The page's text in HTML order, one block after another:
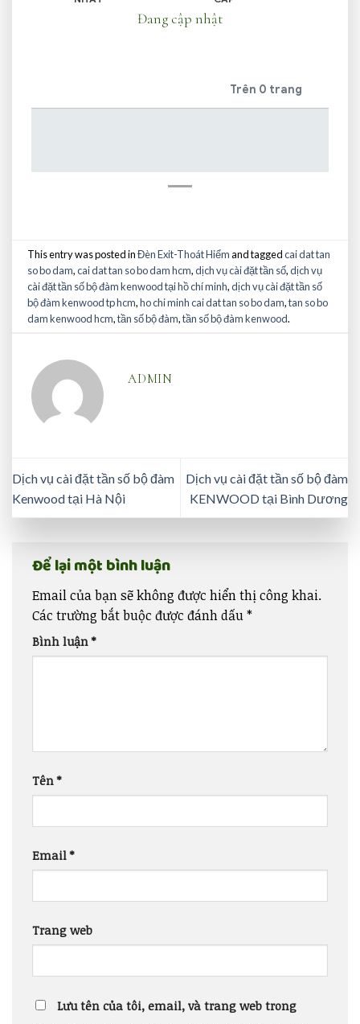
Đang cập nhật
Trên 0 trang
This entry was posted inĐèn Exit-Thoát Hiểmand taggedcai dat tan
so bo dam,cai dat tan so bo dam hcm,dịch vụ cài đặt tần số,dịch vụ
cài đặt tần số bộ đàm kenwood tại hồ chí minh,dịch vụ cài đặt tần số
bộ đàm kenwood tp hcm,ho chi minh cai dat tan so bo dam,tan so bo
dam kenwood hcm,tần số bộ đàm,tần số bộ đàm kenwood.
ADMIN
Dịch vụ cài đặt tần số bộ đàm
Kenwood tại Hà Nội
Dịch vụ cài đặt tần số bộ đàm
KENWOOD tại Bình Dương
Để lại một bình luận
Email của bạn sẽ không được hiển thị công khai.
Các trường bắt buộc được đánh dấu*
Bình luận*
Tên*
Email*
Trang web
Lưu tên của tôi, email, và trang web trong